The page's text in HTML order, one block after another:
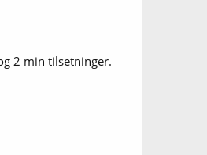
2 min tilsetninger.